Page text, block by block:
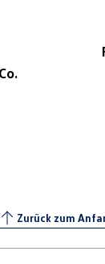
Zurück zum